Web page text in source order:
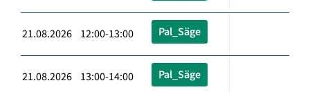
21.08.2026 12:00-13:00 Pal_Säge
21.08.2026 13:00-14:00 Pal_Säge